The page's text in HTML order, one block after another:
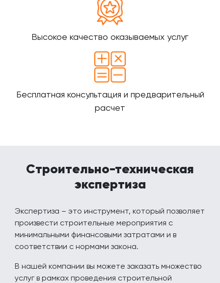
Высокое качество оказываемых услуг
Бесплатная консультация и предварительный
расчет
Строительно-техническая
экспертиза
Экспертиза – это инструмент, который позволяет
произвести строительные мероприятия с
минимальными финансовыми затратами и в
соответствии с нормами закона.
В нашей компании вы можете заказать множество
услуг в рамках проведения строительной